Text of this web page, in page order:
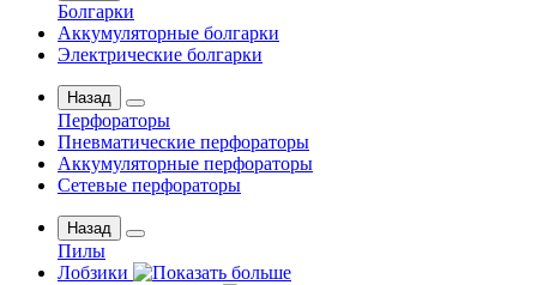
Болгарки
Аккумуляторные болгарки
Электрические болгарки
Назад
Перфораторы
Пневматические перфораторы
Аккумуляторные перфораторы
Сетевые перфораторы
Назад
Пилы
Лобзики